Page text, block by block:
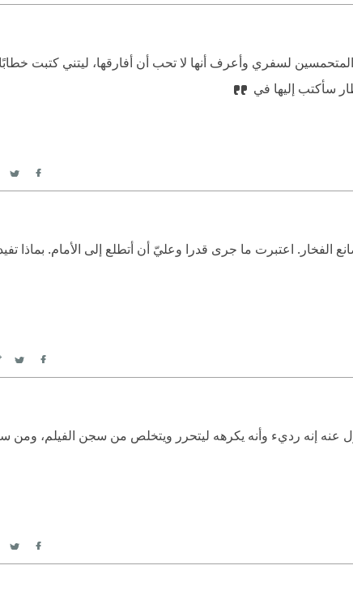
لسفري وأعرف أنها لا تحب أن أفارقها، ليتني كتبت
سأكتب إليها في
اعتبرت ما جرى قدرا وعليّ أن أتطلع إلى الأمام. بماذا
عنه إنه رديء وأنه يكرهه ليتحرر ويتخلص من سجن الفيلم، ومن